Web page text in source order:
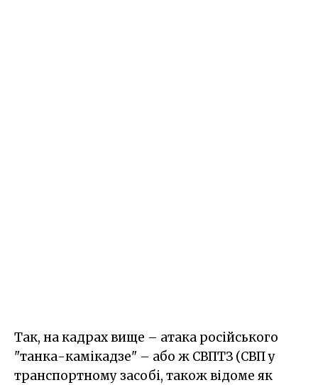
Так, на кадрах вище – атака російського
"танка-камікадзе" – або ж СВПТЗ (СВП у
транспортному засобі, також відоме як